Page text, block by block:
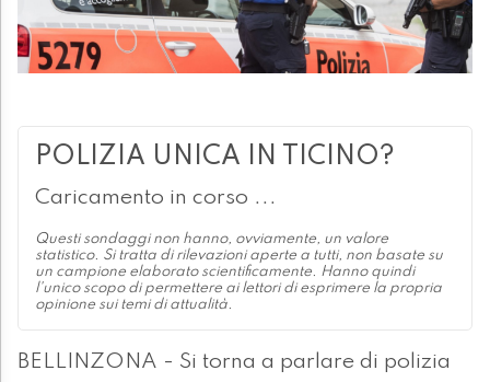
POLIZIA UNICA IN TICINO?
Caricamento in corso ...
Questi sondaggi non hanno, ovviamente, un valore
statistico. Si tratta di rilevazioni aperte a tutti, non basate su
un campione elaborato scientificamente. Hanno quindi
l'unico scopo di permettere ai lettori di esprimere la propria
opinione sui temi di attualità.
BELLINZONA - Si torna a parlare di polizia